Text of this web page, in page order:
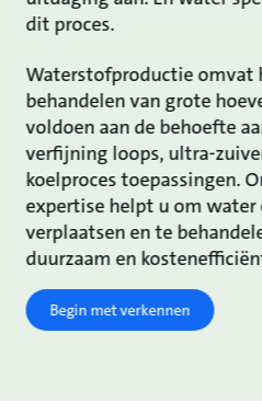
dit proces.
Waterstofproductie omvat
behandelen van grote
voldoen aan de behoefte
verfijning loops, ultra-
koelproces toepassingen.
expertise helpt u om
verplaatsen en te
duurzaam en
Begin met verkennen